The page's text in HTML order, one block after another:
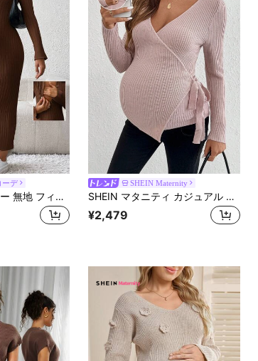
ーデ
SHEIN マタニティー 無地 フィットしたカジュアルスウェットドレス 秋冬
SHEIN Maternity
SHEIN マタニティ カジュアル 無地 リボン ラップカーディガン 秋冬 可愛い
¥2,479